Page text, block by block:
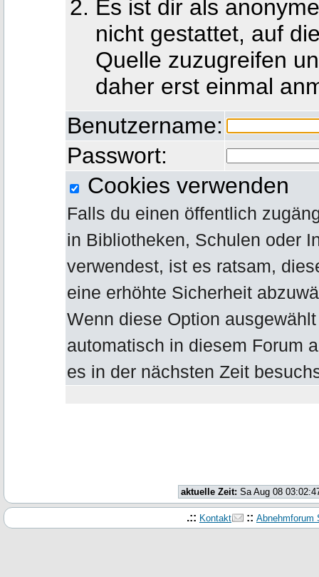
Es ist dir als
nicht gestattet, auf
Quelle zuzugreifen
daher erst einmal
Benutzername:
Passwort:
Cookies verwenden
Falls du einen öffentlich
in Bibliotheken, Schulen oder
verwendest, ist es ratsam,
eine erhöhte Sicherheit
Wenn diese Option
automatisch in diesem Forum
es in der nächsten Zeit
aktuelle Zeit: Sa Aug 08
.:: Kontakt :: Abnehmforum